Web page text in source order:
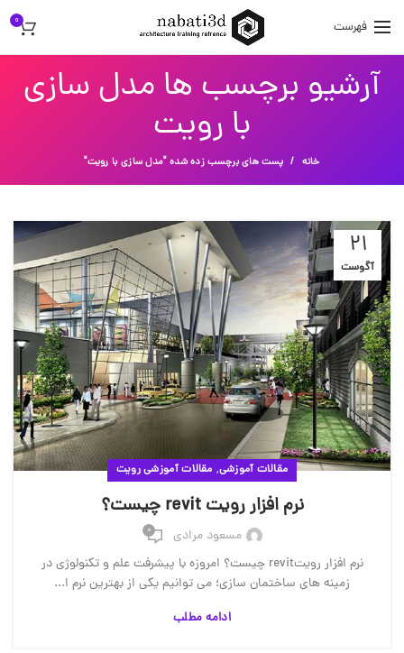
فهرست 0
آرشیو برچسب ها مدل سازی
با رویت
خانه پست های برچسب زده شده "مدل سازی با رویت"
21
آگوست
مقالات آموزشی, مقالات آموزشی رویت
نرم افزار رویت revit چیست؟
مسعود مرادی 0
نرم افزار رویتrevit چیست؟ امروزه با پیشرفت علم و تکنولوژی در
زمینه های ساختمان سازی؛ می توانیم یکی از بهترین نرم ا...
ادامه مطلب